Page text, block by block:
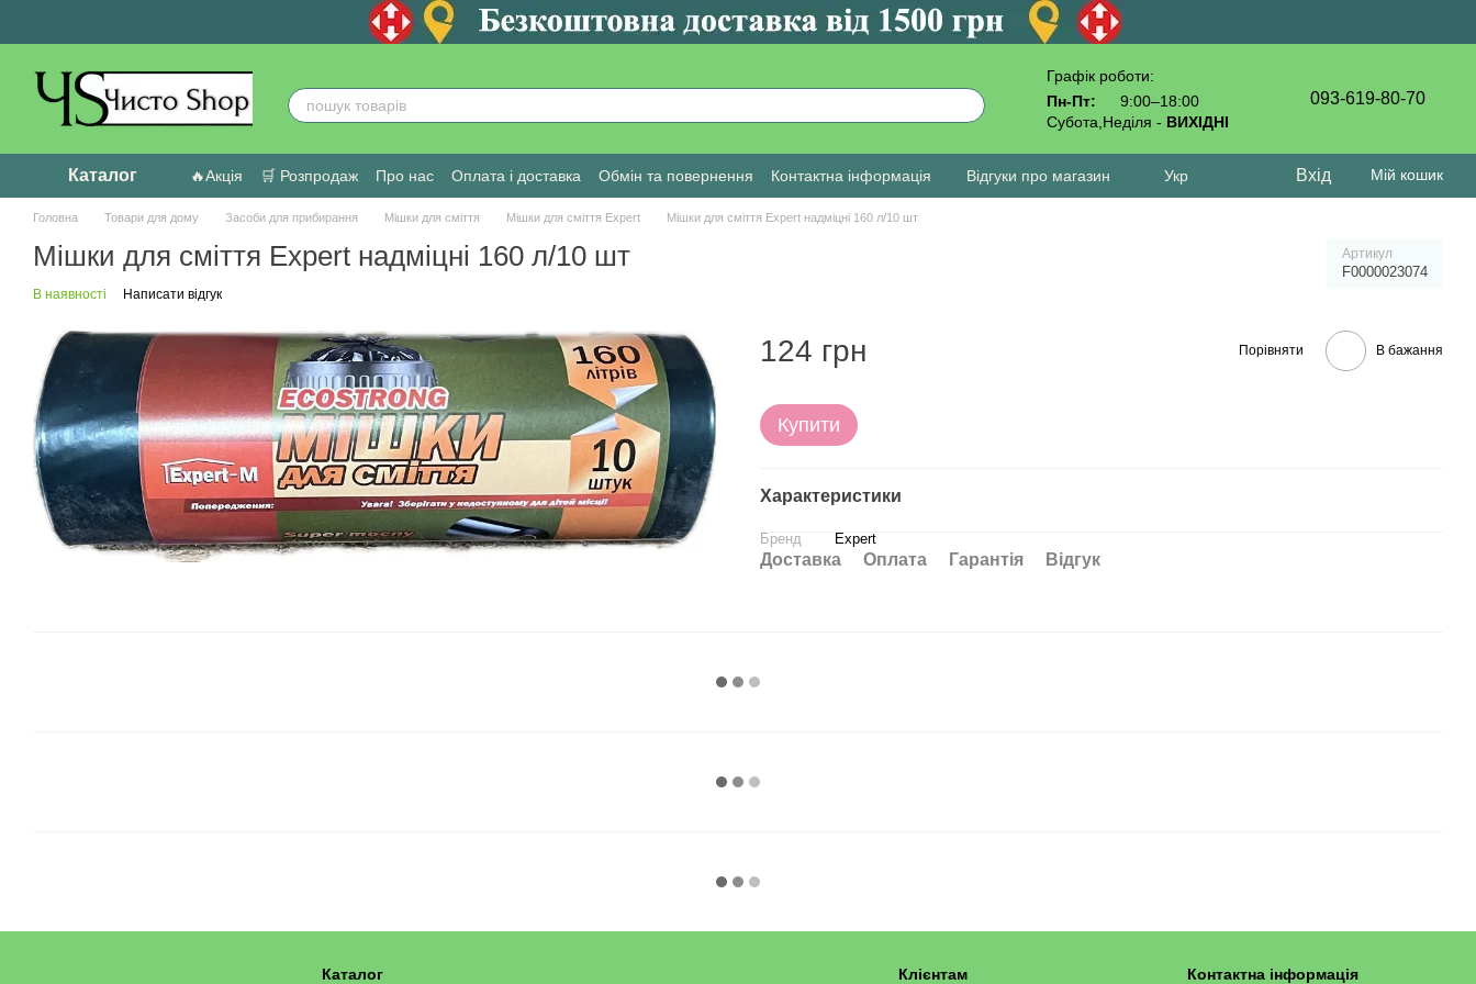
Графік роботи:
Пн-Пт:
9:00–18:00
Субота,Неділя - ВИХІДНІ
093-619-80-70
Каталог 🔥Акція 🛒 Розпродаж Про нас Оплата і доставка Обмін та повернення Контактна інформація Відгуки про магазин Укр Вхід Мій кошик
Головна Товари для дому Засоби для прибирання Мішки для сміття Мішки для сміття Expert Мішки для сміття Expert надміцні 160 л/10 шт
Мішки для сміття Expert надміцні 160 л/10 шт Артикул
F0000023074
В наявності Написати відгук
124 грн Порівняти В бажання
Купити
Характеристики
Бренд Expert
Доставка Оплата Гарантія Відгук
Каталог Клієнтам Контактна інформація